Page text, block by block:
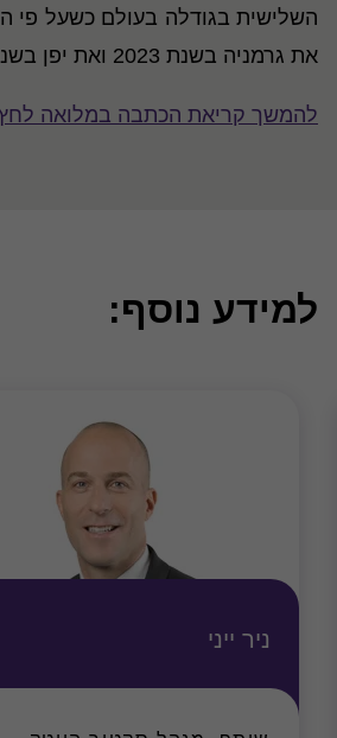
השלישית בגודלה בעולם כשעל פי
את גרמניה בשנת 2023 ואת יפן בשנת 2028".
להמשך קריאת הכתבה במלואה
למידע נוסף:
ניר ייני